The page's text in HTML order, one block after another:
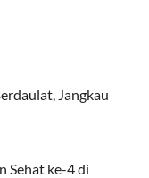
Jangkau
Sehat ke-4 di